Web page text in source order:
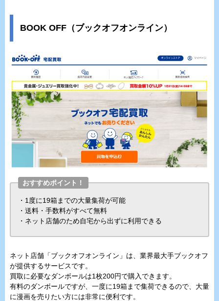
BOOK OFF（ブックオフオンライン）
おすすめポイント！
・1度に19箱までの大量集荷が可能
・送料・手数料がすべて無料
・ネット店舗のため自宅から出ずに利用できる
ネット店舗「ブックオフオンライン」は、業界最大手ブックオフ
が提供するサービスです。
買取に必要なダンボールは1枚200円で購入できます。
有料のダンボールですが、一度に19箱まで集荷できるので、大量
に漫画を売りたい方には非常に便利です。